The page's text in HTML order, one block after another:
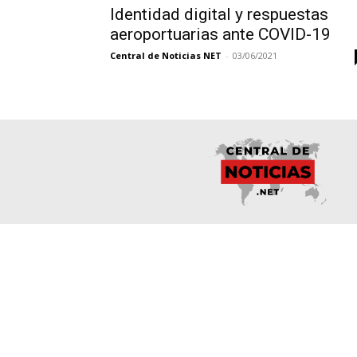
Identidad digital y respuestas
aeroportuarias ante COVID-19
Central de Noticias NET - 03/06/2021